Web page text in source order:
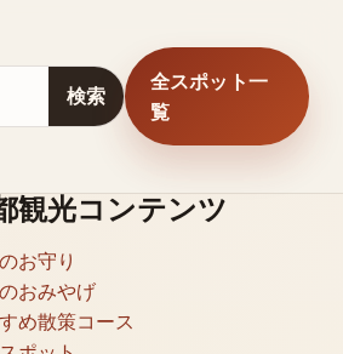
検索
全スポット一
覧
観光コンテンツ
お守り
おみやげ
め散策コース